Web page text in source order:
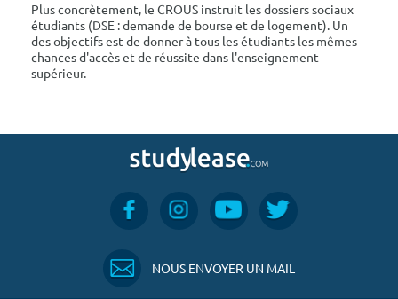
Plus concrètement, le CROUS instruit les dossiers sociaux
étudiants (DSE : demande de bourse et de logement). Un
des objectifs est de donner à tous les étudiants les mêmes
chances d'accès et de réussite dans l'enseignement
supérieur.
NOUS ENVOYER UN MAIL